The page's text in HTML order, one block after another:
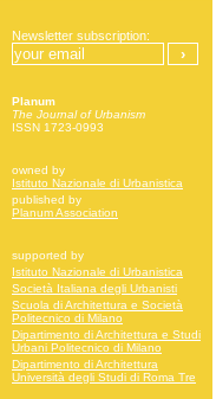
Newsletter subscription:
Planum
The Journal of Urbanism
ISSN 1723-0993
owned by
Istituto Nazionale di Urbanistica
published by
Planum Association
supported by
Istituto Nazionale di Urbanistica
Società Italiana degli Urbanisti
Scuola di Architettura e Società
Politecnico di Milano
Dipartimento di Architettura e Studi
Urbani Politecnico di Milano
Dipartimento di Architettura
Università degli Studi di Roma Tre